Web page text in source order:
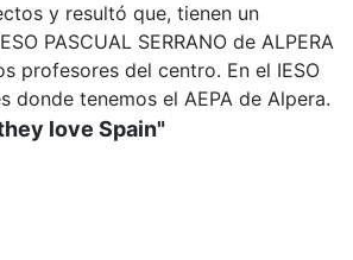
y resultó que, tienen un
PASCUAL SERRANO de ALPERA
profesores del centro. En el IESO
donde tenemos el AEPA de Alpera.
love Spain"